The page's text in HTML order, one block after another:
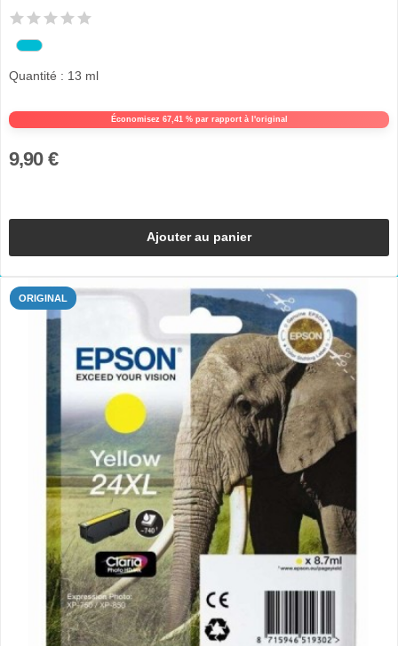
Économisez 67,41 % par rapport à l'original
Quantité : 13 ml
9,90 €
Ajouter au panier
ORIGINAL